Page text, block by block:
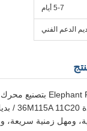
5-7 أيام
الدعم الفني